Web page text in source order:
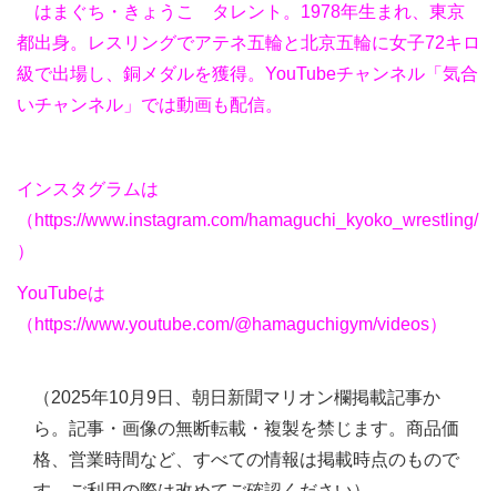
はまぐち・きょうこ タレント。1978年生まれ、東京
都出身。レスリングでアテネ五輪と北京五輪に女子72キロ
級で出場し、銅メダルを獲得。YouTubeチャンネル「気合
いチャンネル」では動画も配信。
インスタグラムは
（https://www.instagram.com/hamaguchi_kyoko_wrestling/
）
YouTubeは
（https://www.youtube.com/@hamaguchigym/videos）
（2025年10月9日、朝日新聞マリオン欄掲載記事か
ら。記事・画像の無断転載・複製を禁じます。商品価
格、営業時間など、すべての情報は掲載時点のもので